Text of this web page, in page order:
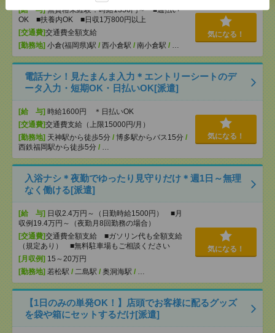
[給 与]無資格未経験：時給1350円～ ■週払い
OK ■扶養内OK ■日収1万800円以上
[交通費]交通費全額支給
[勤務地] 小倉(福岡県)駅 / 西小倉駅 / 南小倉駅 / …
気になる！
電話ナシ！見たまんま入力＊エントリーシートのデ
ータ入力・短期OK・日払いOK[派遣]
[給 与] 時給1600円 ＊日払いOK
[交通費]交通費支給（上限15000円/月）
[勤務地] 天神駅から徒歩5分 / 博多駅からバス15分 /
西鉄福岡駅から徒歩5分 / …
気になる！
入浴ナシ＊夜勤でゆったり見守りだけ＊週1日～無理
なく働ける[派遣]
[給 与] 日収2.4万円～（日勤時給1500円） ■月
収例19.4万円～（夜勤月8回勤務の場合）
[交通費]交通費全額支給 ■ガソリン代も全額支給
（規定あり） ■無料駐車場もご相談ください
[月収例] 15～20万円
[勤務地] 若松駅 / 二島駅 / 奥洞海駅 / …
気になる！
【1日のみの単発OK！】店頭でお客様に配るグッズ
を袋や箱にセットするだけ[派遣]